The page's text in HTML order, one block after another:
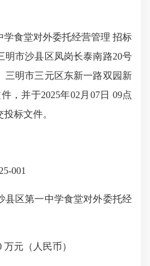
食堂对外委托经营管理 招标
明市沙县区凤岗长泰南路20号
三明市三元区东新一路双园新
，并于2025年02月07日 09点
标文件。
001
区第一中学食堂对外委托经
元（人民币）